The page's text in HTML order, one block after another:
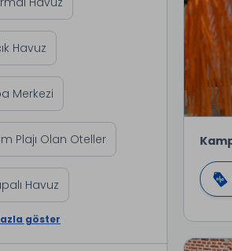
Havuz
Merkezi
Plajı Olan Oteller
Havuz
göster